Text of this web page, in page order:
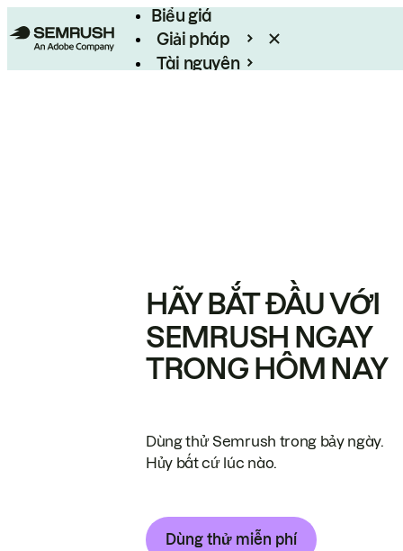
Biểu giá
Giải pháp
Tài nguyên
HÃY BẮT ĐẦU VỚI
SEMRUSH NGAY
TRONG HÔM NAY
Dùng thử Semrush trong bảy ngày.
Hủy bất cứ lúc nào.
Dùng thử miễn phí